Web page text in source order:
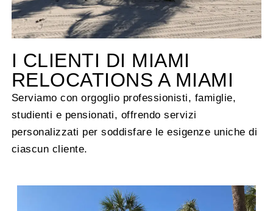
I CLIENTI DI MIAMI
RELOCATIONS A MIAMI
Serviamo con orgoglio professionisti, famiglie,
studienti e pensionati, offrendo servizi
personalizzati per soddisfare le esigenze uniche di
ciascun cliente.